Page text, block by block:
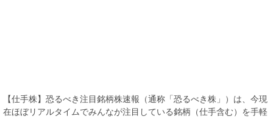
【仕手株】恐るべき注目銘柄株速報（通称「恐るべき株」）は、今現
在ほぼリアルタイムでみんなが注目している銘柄（仕手含む）を手軽